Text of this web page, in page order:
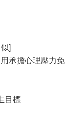
]
承擔心理壓力免
目標